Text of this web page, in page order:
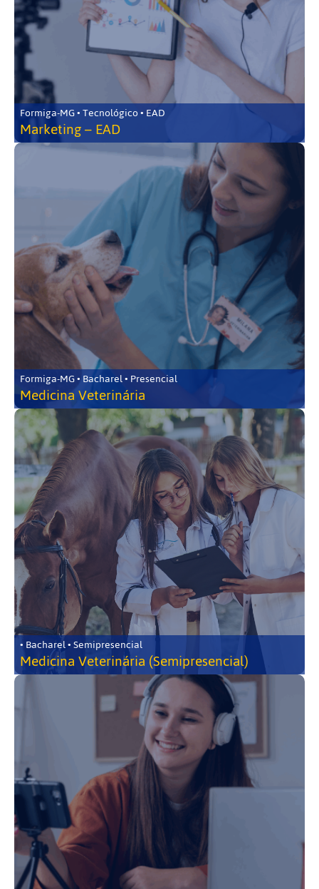
Formiga-MG • Tecnológico • EAD
Marketing – EAD
Formiga-MG • Bacharel • Presencial
Medicina Veterinária
• Bacharel • Semipresencial
Medicina Veterinária (Semipresencial)